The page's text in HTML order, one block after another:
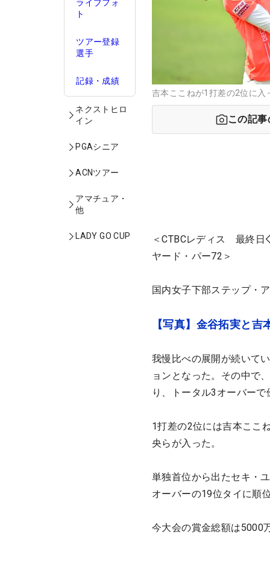
ライブフォ
ト
ツアー登録
選手
記録・成績
ネクストヒロ
イン
PGAシニア
ACNツアー
アマチュア・
他
LADY GO CUP
吉本ここねが1打差の2位に
この記
＜CTBCレディス 最終
ヤード・パー72＞
国内女子下部ステップ・
【写真】金谷拓実と
我慢比べの展開が続いて
ョンとなった。その中で
り、トータル3オーバー
1打差の2位には吉本ここ
央らが入った。
単独首位から出たセキ・
オーバーの19位タイに順
今大会の賞金総額は5000